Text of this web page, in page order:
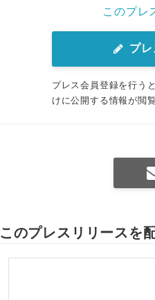
このプレ
プ
プレス会員登録を行う
けに公開する情報が閲
このプレスリリースを